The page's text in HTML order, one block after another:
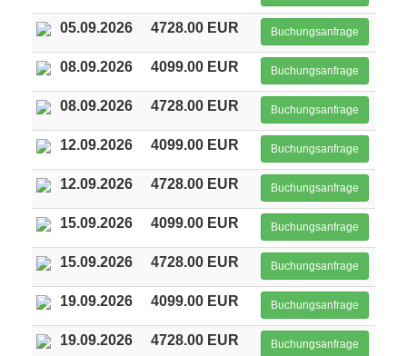
05.09.2026 4728.00 EUR Buchungsanfrage
08.09.2026 4099.00 EUR Buchungsanfrage
08.09.2026 4728.00 EUR Buchungsanfrage
12.09.2026 4099.00 EUR Buchungsanfrage
12.09.2026 4728.00 EUR Buchungsanfrage
15.09.2026 4099.00 EUR Buchungsanfrage
15.09.2026 4728.00 EUR Buchungsanfrage
19.09.2026 4099.00 EUR Buchungsanfrage
19.09.2026 4728.00 EUR Buchungsanfrage